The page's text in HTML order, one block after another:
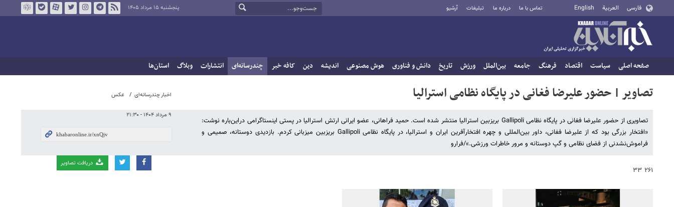
فارسی العربية English تماس با ما درباره ما تبلیغات آرشیو پنجشنبه ۱۵ مرداد ۱۴۰۵
صفحه اصلی سیاست اقتصاد فرهنگ جامعه بین‌الملل ورزش تاریخ دانش و فناوری هوش مصنوعی اندیشه دین کافه خبر چندرسانه‌ای انتشارات وبلاگ استان‌ها
اخبار چندرسانه‌ای عکس
۹ مرداد ۱۴۰۴ - ۲۱:۳۰
دریافت تصاویر
تصاویر | حضور علیرضا فغانی در پایگاه نظامی استرالیا
تصاویری از حضور علیرضا فغانی در پایگاه نظامی Gallipoli بریزبین استرالیا منتشر شده است. حمید فراهانی، عضو ایرانی ارتش استرالیا در پستی اینستاگرامی دراین‌باره نوشت:
«افتخار بزرگی بود که از علیرضا فغانی، داور بین‌المللی و چهره افتخارآفرین ایران و استرالیا، در پایگاه نظامی Gallipoli بریزبین میزبانی کردم. بازدیدی دوستانه، صمیمی و
فراموش‌نشدنی از فضای نظامی و گپ دوستانه و مرور خاطرات ورزشی.»/فرارو
۲۶۱ ۳۳